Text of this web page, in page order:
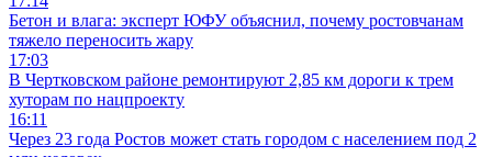
Бетон и влага: эксперт ЮФУ объяснил, почему ростовчанам
тяжело переносить жару
17:03
В Чертковском районе ремонтируют 2,85 км дороги к трем
хуторам по нацпроекту
16:11
Через 23 года Ростов может стать городом с населением под 2